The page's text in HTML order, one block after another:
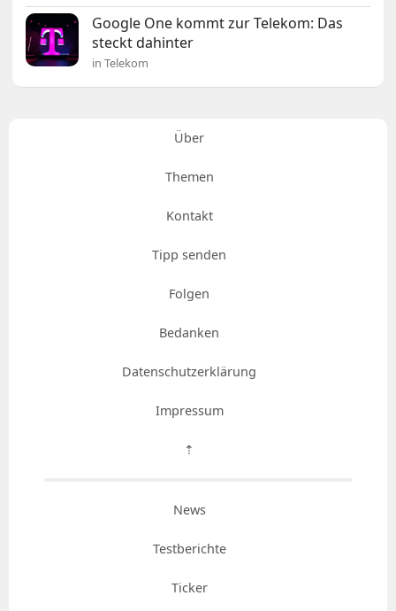
Google One kommt zur Telekom: Das
steckt dahinter
in Telekom
Über
Themen
Kontakt
Tipp senden
Folgen
Bedanken
Datenschutzerklärung
Impressum
⇡
News
Testberichte
Ticker